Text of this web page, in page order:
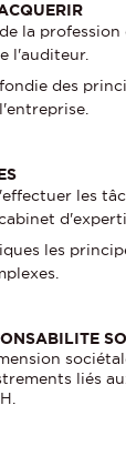
la
l'auditeur.
des
les
les
liés